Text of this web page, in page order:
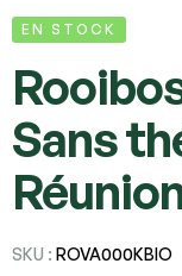
EN STOCK
Sans
SKU : ROVA000KBIO